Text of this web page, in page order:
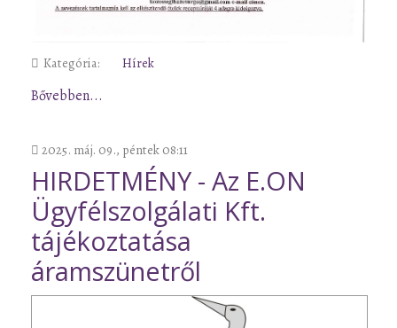
Kategória: Hírek
Bővebben...
2025. máj. 09., péntek 08:11
HIRDETMÉNY - Az E.ON
Ügyfélszolgálati Kft.
tájékoztatása
áramszünetről